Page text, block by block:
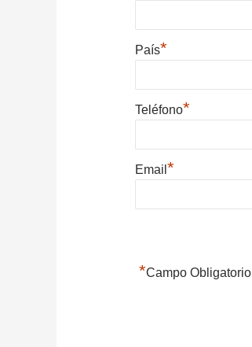
País*
Teléfono*
Email*
*Campo Obligatorio